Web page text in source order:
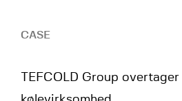
CASE
TEFCOLD Group overtager